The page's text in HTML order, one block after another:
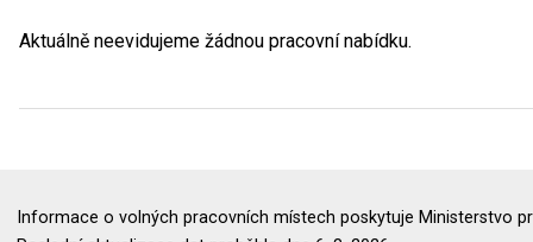
Aktuálně neevidujeme žádnou pracovní nabídku.
Informace o volných pracovních místech poskytuje Ministerstvo